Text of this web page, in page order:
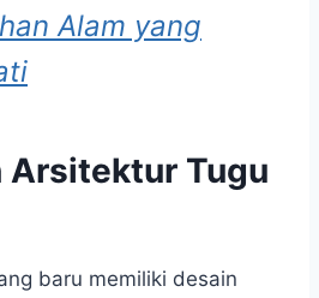
Alam yang
Arsitektur Tugu
baru memiliki desain